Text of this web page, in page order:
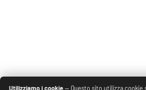
Utilizziamo i cookie— Questo sito utilizza cookie